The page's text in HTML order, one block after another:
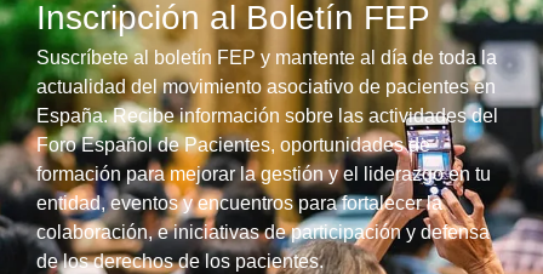
Inscripción al Boletín FEP
Suscríbete al boletín FEP y mantente al día de toda la
actualidad del movimiento asociativo de pacientes en
España. Recibe información sobre las actividades del
Foro Español de Pacientes, oportunidades de
formación para mejorar la gestión y el liderazgo en tu
entidad, eventos y encuentros para fortalecer la
colaboración, e iniciativas de participación y defensa
de los derechos de los pacientes.